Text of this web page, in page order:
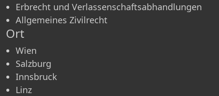
Erbrecht und Verlassenschaftsabhandlungen
Allgemeines Zivilrecht
Ort
Wien
Salzburg
Innsbruck
Linz